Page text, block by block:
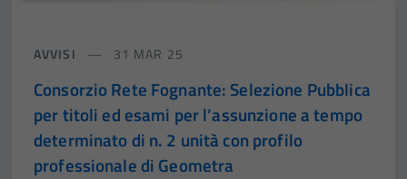
AVVISI 31 MAR 25
Consorzio Rete Fognante: Selezione Pubblica
per titoli ed esami per l’assunzione a tempo
determinato di n. 2 unità con profilo
professionale di Geometra